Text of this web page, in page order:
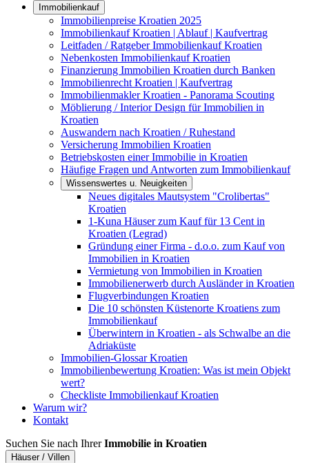
Immobilienkauf
Immobilienpreise Kroatien 2025
Immobilienkauf Kroatien | Ablauf | Kaufvertrag
Leitfaden / Ratgeber Immobilienkauf Kroatien
Nebenkosten Immobilienkauf Kroatien
Finanzierung Immobilien Kroatien durch Banken
Immobilienrecht Kroatien | Kaufvertrag
Immobilienmakler Kroatien - Panorama Scouting
Möblierung / Interior Design für Immobilien in
Kroatien
Auswandern nach Kroatien / Ruhestand
Versicherung Immobilien Kroatien
Betriebskosten einer Immobilie in Kroatien
Häufige Fragen und Antworten zum Immobilienkauf
Wissenswertes u. Neuigkeiten
Neues digitales Mautsystem "Crolibertas"
Kroatien
1-Kuna Häuser zum Kauf für 13 Cent in
Kroatien (Legrad)
Gründung einer Firma - d.o.o. zum Kauf von
Immobilien in Kroatien
Vermietung von Immobilien in Kroatien
Immobilienerwerb durch Ausländer in Kroatien
Flugverbindungen Kroatien
Die 10 schönsten Küstenorte Kroatiens zum
Immobilienkauf
Überwintern in Kroatien - als Schwalbe an die
Adriaküste
Immobilien-Glossar Kroatien
Immobilienbewertung Kroatien: Was ist mein Objekt
wert?
Checkliste Immobilienkauf Kroatien
Warum wir?
Kontakt
Suchen Sie nach IhrerImmobilie in Kroatien
Häuser / Villen